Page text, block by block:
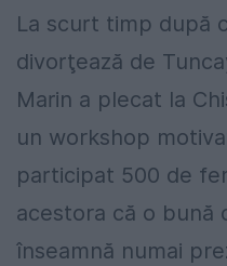
La scurt timp după
divorţează de
Marin a plecat la
un workshop
participat 500 de
acestora că o bună
înseamnă numai